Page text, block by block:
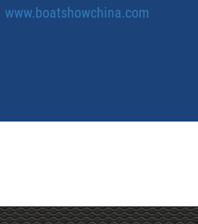
www.boatshowchina.com